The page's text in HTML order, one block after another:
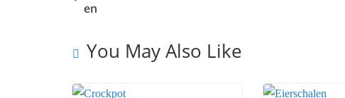
en
You May Also Like